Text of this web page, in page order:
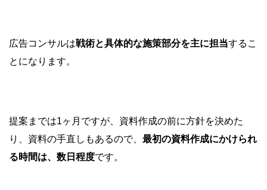
広告コンサルは戦術と具体的な施策部分を主に担当するこ
とになります。
提案までは1ヶ月ですが、資料作成の前に方針を決めた
り、資料の手直しもあるので、 最初の資料作成にかけられ
る時間は、数日程度です。